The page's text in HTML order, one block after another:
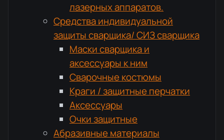
лазерных аппаратов.
Средства индивидуальной
защиты сварщика/ СИЗ сварщика
Маски сварщика и
аксессуары к ним
Сварочные костюмы
Краги / защитные перчатки
Аксессуары
Очки защитные
Абразивные материалы